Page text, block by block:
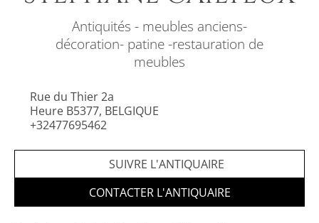
Antiquités - meubles anciens-
décoration- patine -restauration de
meubles
Rue du Thier 2a
Heure B5377, BELGIQUE
+32477695462
SUIVRE L'ANTIQUAIRE
CONTACTER L'ANTIQUAIRE